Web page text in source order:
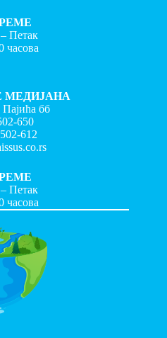
Петак
часова
МЕДИЈАНА
бб
650
612
Петак
часова